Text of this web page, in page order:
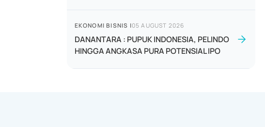
EKONOMI BISNIS |05 AUGUST 2026
DANANTARA : PUPUK INDONESIA, PELINDO
HINGGA ANGKASA PURA POTENSIAL IPO